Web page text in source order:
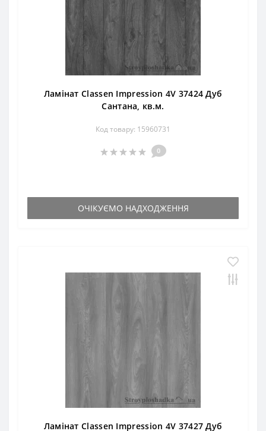
Ламінат Classen Impression 4V 37424 Дуб
Сантана, кв.м.
Код товару: 15960731
0
ОЧІКУЄМО НАДХОДЖЕННЯ
Ламінат Classen Impression 4V 37427 Дуб